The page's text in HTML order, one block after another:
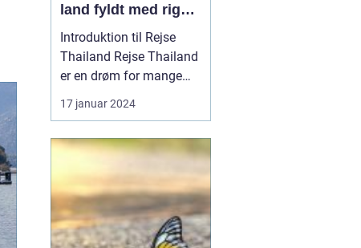
land fyldt med rig
kultur og betagende
skønhed
Introduktion til Rejse
Thailand Rejse Thailand
er en drøm for mange
eventyrlystne rejsende,
der søger at opleve
smukke strande og
spændende historie.
Beliggende i
Sydøstasien er Thailand
berømt for sin
17 januar 2024